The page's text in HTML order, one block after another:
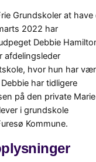
Grundskoler at have
2022 har
Debbie
afdelingsleder
hvor hun har
har tidligere
på den private
i grundskole
Kommune.